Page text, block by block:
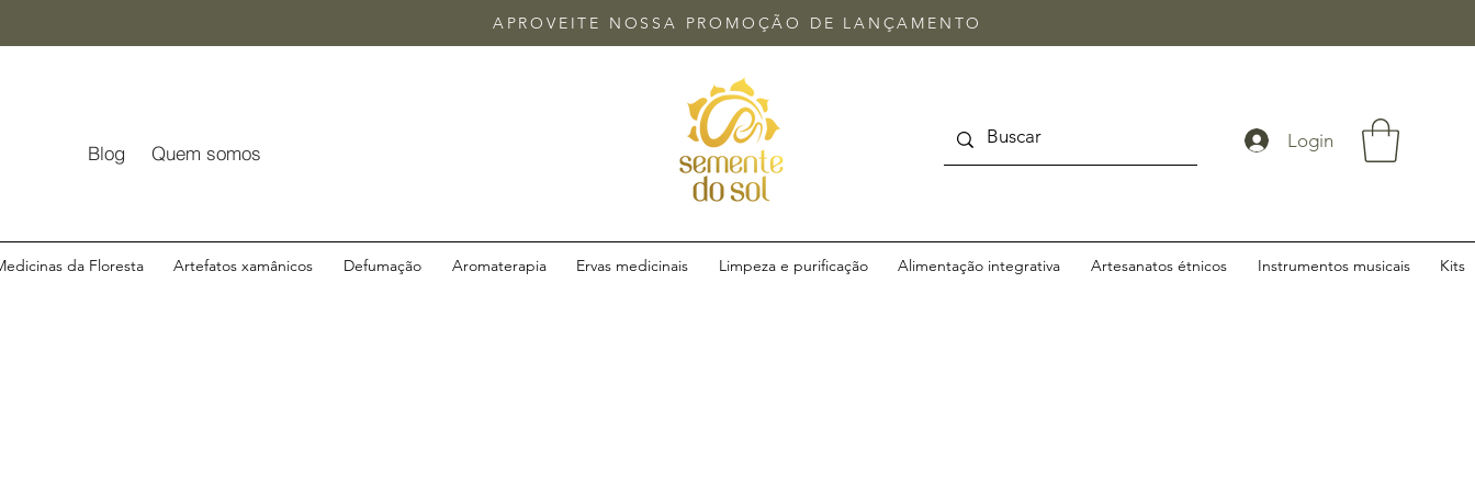
APROVEITE NOSSA PROMOÇÃO DE LANÇAMENTO
Blog Quem somos
Login
da Floresta Artefatos xamânicos Defumação Aromaterapia Ervas medicinais Limpeza e purificação Alimentação integrativa Artesanatos étnicos Instrumentos musicais Kits